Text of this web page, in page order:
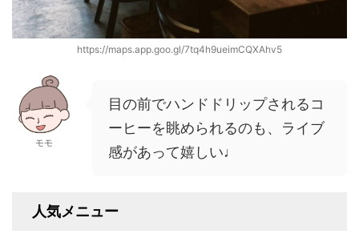
https://maps.app.goo.gl/7tq4h9ueimCQXAhv5
モモ
目の前でハンドドリップされるコ
ーヒーを眺められるのも、ライブ
感があって嬉しい♩
人気メニュー